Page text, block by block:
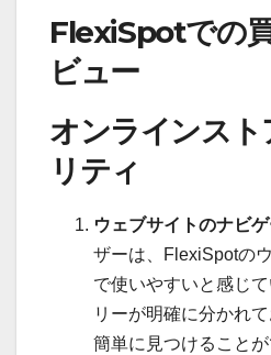
FlexiSpotでの
ビュー
オンラインス
リティ
ウェブサイトのナビ
ザーは、FlexiSpotの
で使いやすいと感じ
リーが明確に分かれ
簡単に見つけることが